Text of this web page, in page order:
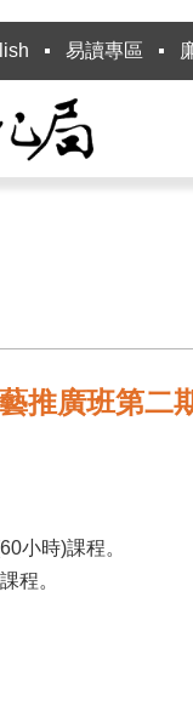
易讀專區
推廣班第二
小時)課程。
程。